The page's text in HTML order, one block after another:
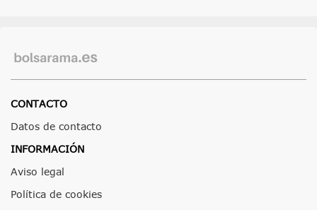
CONTACTO
Datos de contacto
INFORMACIÓN
Aviso legal
Política de cookies